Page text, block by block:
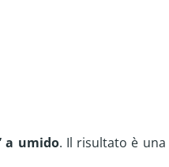
a umido. Il risultato è